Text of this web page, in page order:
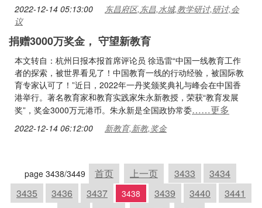
2022-12-14 05:13:00
东昌府区,东昌,水城,教学研讨,研讨,会
议
捐赠3000万奖金， 守望新教育
本文转自：杭州日报本报首席评论员 徐迅雷“中国一线教育工作
者的探索，被世界看见了！中国教育一线的行动经验，被国际教
育专家认可了！”近日，2022年一丹奖颁奖典礼与峰会在中国香
港举行。著名教育家和教育实践家朱永新教授，荣获“教育发展
奖”，奖金3000万元港币。朱永新是全国政协常委……更多
2022-12-14 06:12:00 新教育,新教,奖金
page 3438/3449 首页 上一页 3433
3434
3435
3436 3437 3438 3439 3440
3441